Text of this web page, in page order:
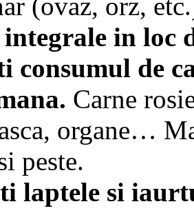
integrale in loc
consumul de
Carne
organe…
peste.
laptele si